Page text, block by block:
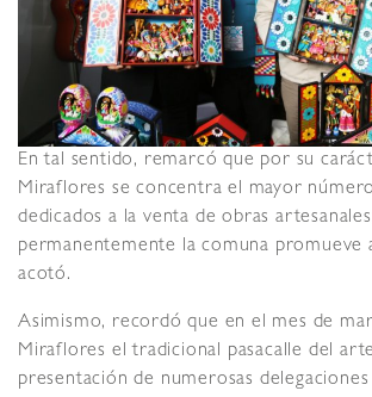
En tal sentido, remarcó que por su
Miraflores se concentra el mayor
dedicados a la venta de obras
permanentemente la comuna promueve
acotó.
Asimismo, recordó que en el mes de
Miraflores el tradicional pasacalle del
presentación de numerosas